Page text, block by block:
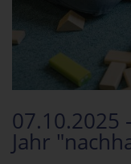
07.10.2025
Jahr